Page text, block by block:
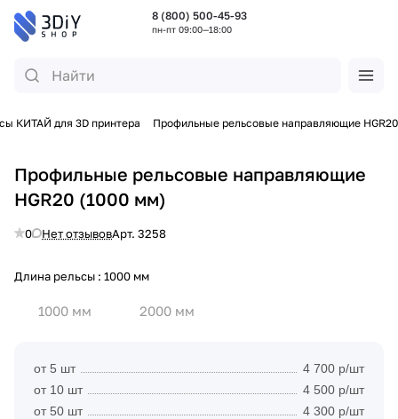
8 (800) 500-45-93
пн-пт 09:00—18:00
КИТАЙ для 3D принтера Профильные рельсовые направляющие HGR20
Профильные рельсовые направляющие
HGR20 (1000 мм)
0 Нет отзывовАрт. 3258
Длина рельсы : 1000 мм
1000 мм 2000 мм
от 5 шт
4 700 р/шт
от 10 шт
4 500 р/шт
от 50 шт
4 300 р/шт